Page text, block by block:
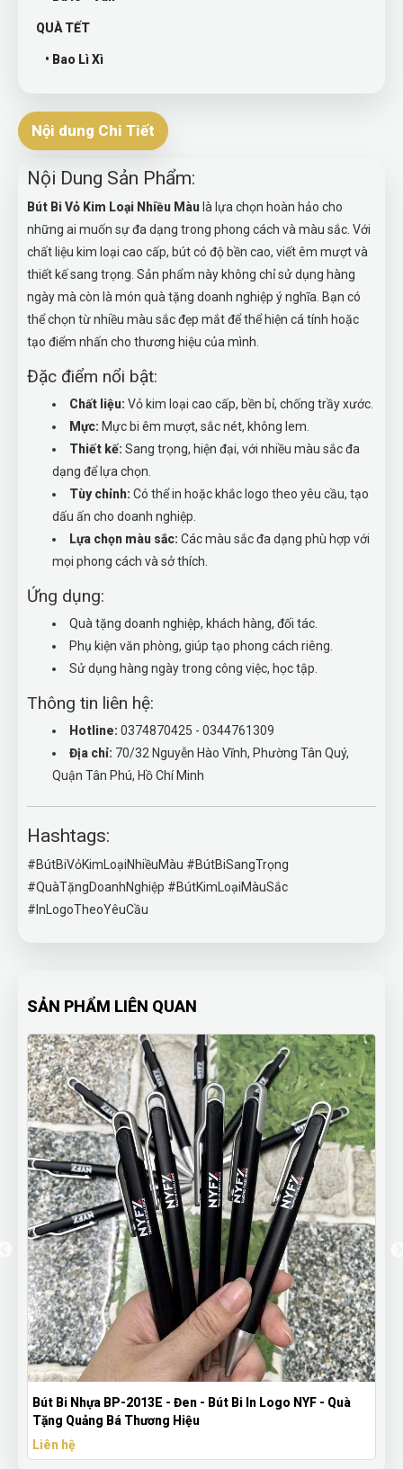
QUÀ TẾT
• Bao Lì Xì
Nội dung Chi Tiết
Nội Dung Sản Phẩm:
Bút Bi Vỏ Kim Loại Nhiều Màu là lựa chọn hoàn hảo cho
những ai muốn sự đa dạng trong phong cách và màu sắc. Với
chất liệu kim loại cao cấp, bút có độ bền cao, viết êm mượt và
thiết kế sang trọng. Sản phẩm này không chỉ sử dụng hàng
ngày mà còn là món quà tặng doanh nghiệp ý nghĩa. Bạn có
thể chọn từ nhiều màu sắc đẹp mắt để thể hiện cá tính hoặc
tạo điểm nhấn cho thương hiệu của mình.
Đặc điểm nổi bật:
Chất liệu: Vỏ kim loại cao cấp, bền bỉ, chống trầy xước.
Mực: Mực bi êm mượt, sắc nét, không lem.
Thiết kế: Sang trọng, hiện đại, với nhiều màu sắc đa
dạng để lựa chọn.
Tùy chỉnh: Có thể in hoặc khắc logo theo yêu cầu, tạo
dấu ấn cho doanh nghiệp.
Lựa chọn màu sắc: Các màu sắc đa dạng phù hợp với
mọi phong cách và sở thích.
Ứng dụng:
Quà tặng doanh nghiệp, khách hàng, đối tác.
Phụ kiện văn phòng, giúp tạo phong cách riêng.
Sử dụng hàng ngày trong công việc, học tập.
Thông tin liên hệ:
Hotline: 0374870425 - 0344761309
Địa chỉ: 70/32 Nguyễn Hào Vĩnh, Phường Tân Quý,
Quận Tân Phú, Hồ Chí Minh
Hashtags:
#BútBiVỏKimLoạiNhiềuMàu #BútBiSangTrọng
#QuàTặngDoanhNghiệp #BútKimLoạiMàuSắc
#InLogoTheoYêuCầu
SẢN PHẨM LIÊN QUAN
Bút Bi Nhựa BP-2013E - Đen - Bút Bi In Logo NYF - Quà
Tặng Quảng Bá Thương Hiệu
Liên hệ